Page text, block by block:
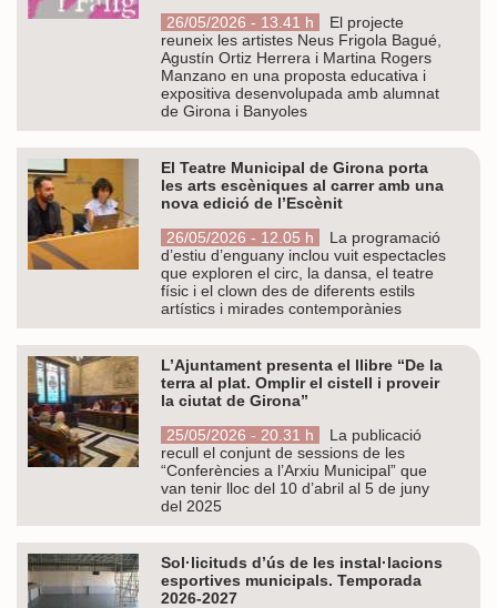
26/05/2026 - 13.41 h
El projecte
reuneix les artistes Neus Frigola Bagué,
Agustín Ortiz Herrera i Martina Rogers
Manzano en una proposta educativa i
expositiva desenvolupada amb alumnat
de Girona i Banyoles
El Teatre Municipal de Girona porta
les arts escèniques al carrer amb una
nova edició de l’Escènit
26/05/2026 - 12.05 h
La programació
d’estiu d’enguany inclou vuit espectacles
que exploren el circ, la dansa, el teatre
físic i el clown des de diferents estils
artístics i mirades contemporànies
L’Ajuntament presenta el llibre “De la
terra al plat. Omplir el cistell i proveir
la ciutat de Girona”
25/05/2026 - 20.31 h
La publicació
recull el conjunt de sessions de les
“Conferències a l’Arxiu Municipal” que
van tenir lloc del 10 d’abril al 5 de juny
del 2025
Sol·licituds d’ús de les instal·lacions
esportives municipals. Temporada
2026-2027